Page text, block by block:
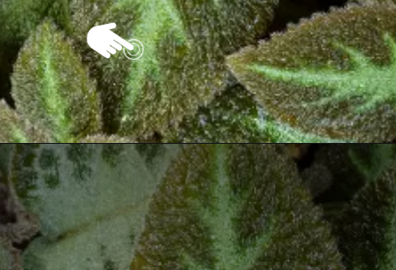
Opening https://vivendoagro.com.br/como-plantar-e-cuidar-da-planta-tapete-da-maneira-correra.html